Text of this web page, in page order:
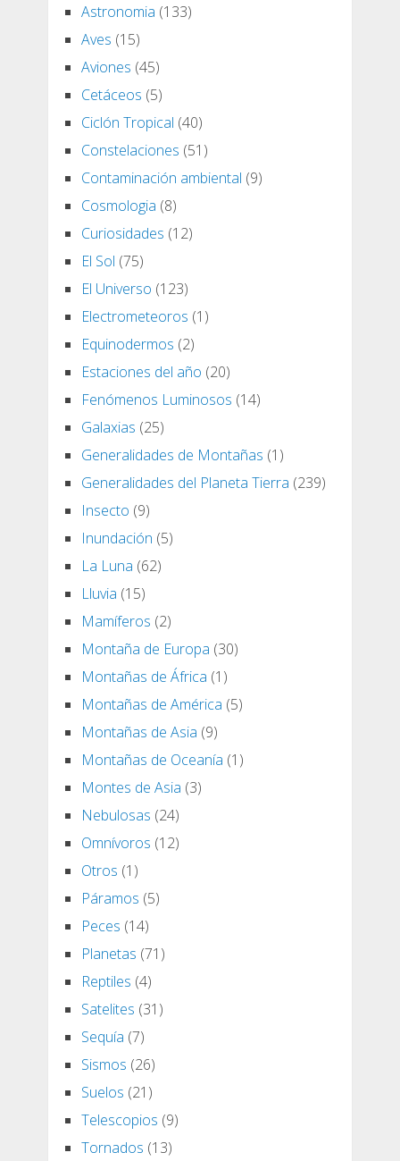
Astronomia (133)
Aves (15)
Aviones (45)
Cetáceos (5)
Ciclón Tropical (40)
Constelaciones (51)
Contaminación ambiental (9)
Cosmologia (8)
Curiosidades (12)
El Sol (75)
El Universo (123)
Electrometeoros (1)
Equinodermos (2)
Estaciones del año (20)
Fenómenos Luminosos (14)
Galaxias (25)
Generalidades de Montañas (1)
Generalidades del Planeta Tierra (239)
Insecto (9)
Inundación (5)
La Luna (62)
Lluvia (15)
Mamíferos (2)
Montaña de Europa (30)
Montañas de África (1)
Montañas de América (5)
Montañas de Asia (9)
Montañas de Oceanía (1)
Montes de Asia (3)
Nebulosas (24)
Omnívoros (12)
Otros (1)
Páramos (5)
Peces (14)
Planetas (71)
Reptiles (4)
Satelites (31)
Sequía (7)
Sismos (26)
Suelos (21)
Telescopios (9)
Tornados (13)